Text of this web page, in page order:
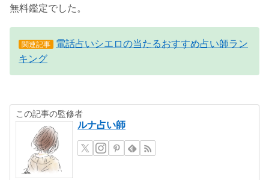
無料鑑定でした。
関連記事
電話占いシエロの当たるおすすめ占い師ラン
キング
この記事の監修者
ルナ占い師